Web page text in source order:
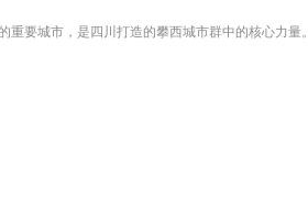
要城市，是四川打造的攀西城市群中的核心力量。